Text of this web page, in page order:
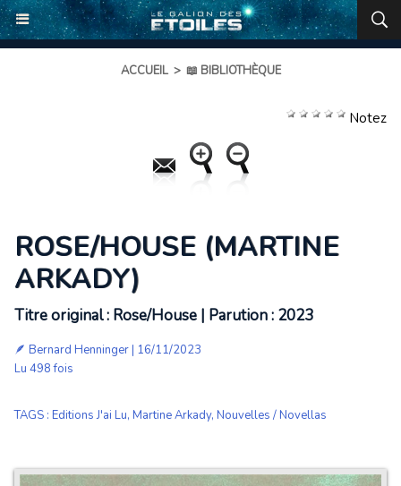
ACCUEIL > 📖 BIBLIOTHÈQUE
Notez
ROSE/HOUSE (MARTINE
ARKADY)
Titre original : Rose/House | Parution : 2023
🪶 Bernard Henninger| 16/11/2023
Lu 498 fois
TAGS : Editions J'ai Lu, Martine Arkady, Nouvelles / Novellas